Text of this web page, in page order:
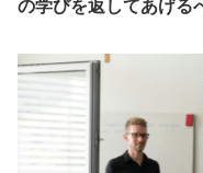
の学びを返してあげる